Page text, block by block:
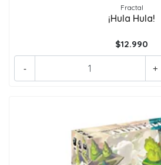
Fractal
¡Hula Hula!
$12.990
+
-